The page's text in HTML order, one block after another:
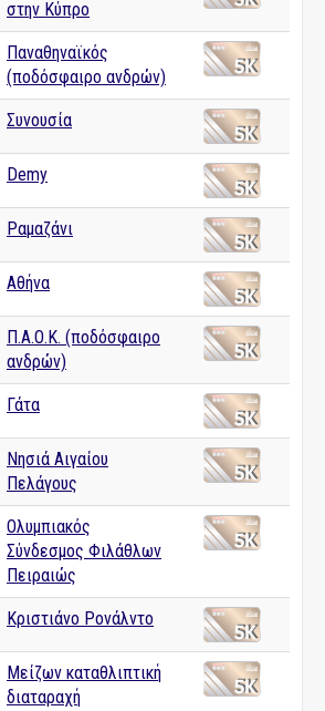
στην Κύπρο
Παναθηναϊκός
(ποδόσφαιρο ανδρών)
Συνουσία
Demy
Ραμαζάνι
Αθήνα
Π.Α.Ο.Κ. (ποδόσφαιρο
ανδρών)
Γάτα
Νησιά Αιγαίου
Πελάγους
Ολυμπιακός
Σύνδεσμος Φιλάθλων
Πειραιώς
Κριστιάνο Ρονάλντο
Μείζων καταθλιπτική
διαταραχή